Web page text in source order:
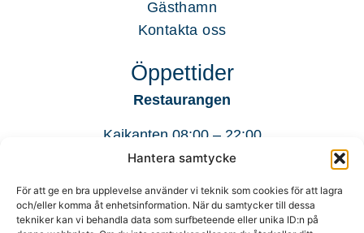
Hantera samtycke
För att ge en bra upplevelse använder vi teknik som cookies för att lagra
och/eller komma åt enhetsinformation. När du samtycker till dessa
tekniker kan vi behandla data som surfbeteende eller unika ID:n på
Gästhamn
Kontakta oss
Öppettider
Restaurangen
Kajkanten 08:00 – 22:00
Köket a la carté 14:00 – 20:00